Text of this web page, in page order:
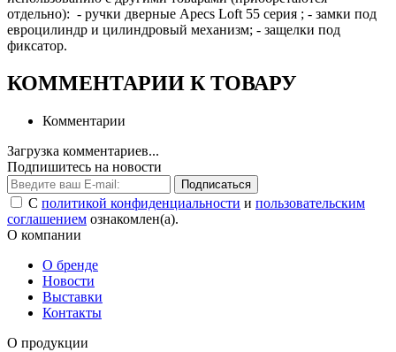
отдельно): - ручки дверные Apecs Loft 55 серия ; - замки под
евроцилиндр и цилиндровый механизм; - защелки под
фиксатор.
КОММЕНТАРИИ К ТОВАРУ
Комментарии
Загрузка комментариев...
Подпишитесь на новости
Подписаться
С политикой конфиденциальности и пользовательским
соглашением ознакомлен(а).
О компании
О бренде
Новости
Выставки
Контакты
О продукции